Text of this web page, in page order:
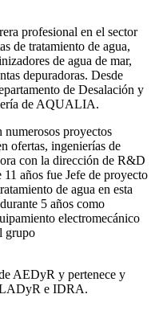
profesional en el sector
de tratamiento de agua,
de agua de mar,
depuradoras. Desde
de Desalación y
de AQUALIA.
proyectos
ofertas, ingenierías de
con la dirección de R&D
años fue Jefe de proyecto
de agua en esta
5 años como
electromecánico
grupo
AEDyR y pertenece y
e IDRA.